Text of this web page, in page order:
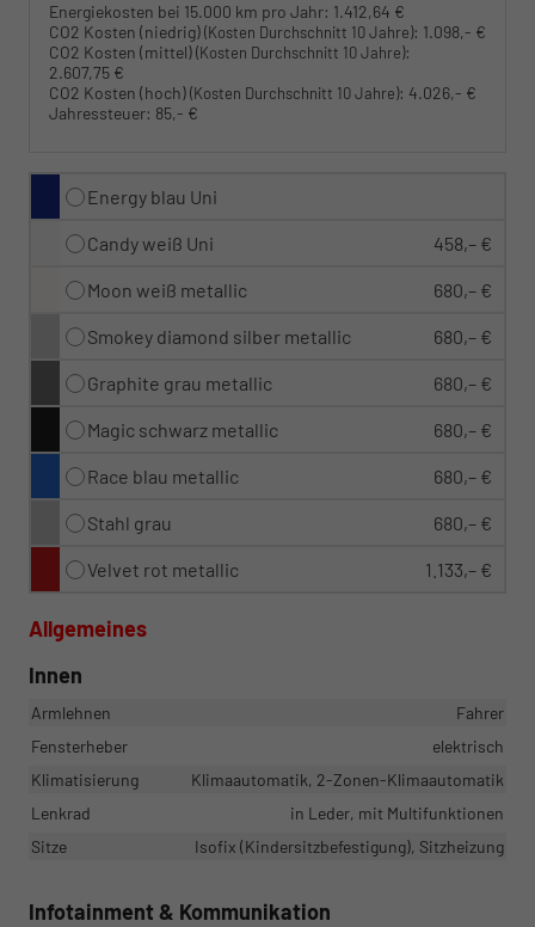
Energiekosten bei 15.000 km pro Jahr: 1.412,64 €
CO2 Kosten (niedrig)(Kosten Durchschnitt 10 Jahre): 1.098,- €
CO2 Kosten (mittel)(Kosten Durchschnitt 10 Jahre):
2.607,75 €
CO2 Kosten (hoch)(Kosten Durchschnitt 10 Jahre): 4.026,- €
Jahressteuer: 85,- €
Energy blau Uni
Candy weiß Uni 458,– €
Moon weiß metallic 680,– €
Smokey diamond silber metallic 680,– €
Graphite grau metallic 680,– €
Magic schwarz metallic 680,– €
Race blau metallic 680,– €
Stahl grau 680,– €
Velvet rot metallic 1.133,– €
Allgemeines
Innen
Armlehnen
Fahrer
Fensterheber
elektrisch
Klimatisierung
Klimaautomatik, 2-Zonen-Klimaautomatik
Lenkrad
in Leder, mit Multifunktionen
Sitze
Isofix (Kindersitzbefestigung), Sitzheizung
Infotainment & Kommunikation